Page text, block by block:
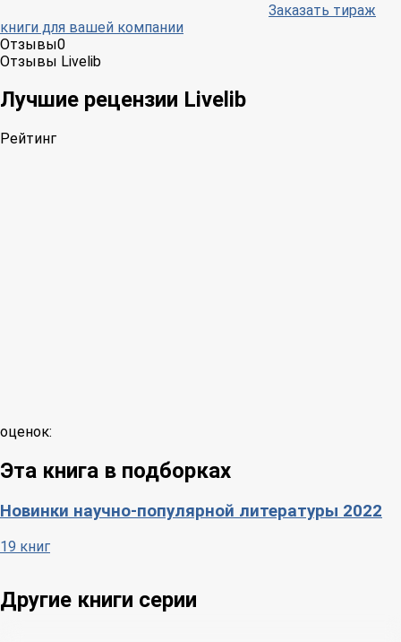
Заказать тираж
книги для вашей компании
Отзывы0
Отзывы Livelib
Лучшие рецензии Livelib
Рейтинг
оценок:
Эта книга в подборках
Новинки научно-популярной литературы 2022
19 книг
Другие книги серии